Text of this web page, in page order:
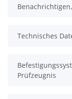
Technisches
Prüfzeugnis